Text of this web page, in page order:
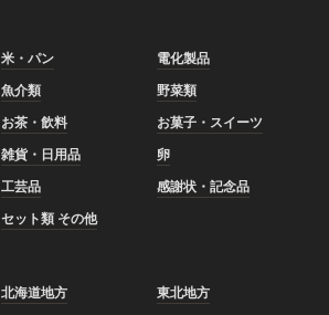
米・パン
電化製品
魚介類
野菜類
お茶・飲料
お菓子・スイーツ
雑貨・日用品
卵
工芸品
感謝状・記念品
セット類 その他
北海道地方
東北地方